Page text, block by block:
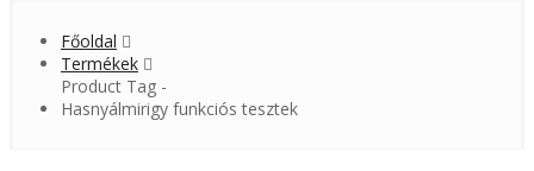
Főoldal
Termékek
Product Tag -
Hasnyálmirigy funkciós tesztek